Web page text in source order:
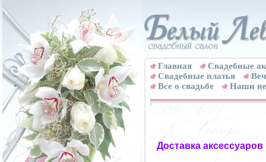
Главная
Свадебные
Cвадебные платья
Все о свадьбе
Наши
Доставка